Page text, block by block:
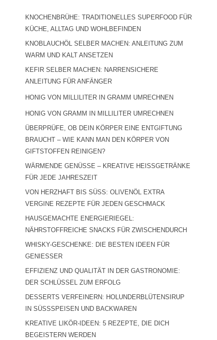
KNOCHENBRÜHE: TRADITIONELLES SUPERFOOD FÜR
KÜCHE, ALLTAG UND WOHLBEFINDEN
KNOBLAUCHÖL SELBER MACHEN: ANLEITUNG ZUM
WARM UND KALT ANSETZEN
KEFIR SELBER MACHEN: NARRENSICHERE
ANLEITUNG FÜR ANFÄNGER
HONIG VON MILLILITER IN GRAMM UMRECHNEN
HONIG VON GRAMM IN MILLILITER UMRECHNEN
ÜBERPRÜFE, OB DEIN KÖRPER EINE ENTGIFTUNG
BRAUCHT – WIE KANN MAN DEN KÖRPER VON
GIFTSTOFFEN REINIGEN?
WÄRMENDE GENÜSSE – KREATIVE HEISSGETRÄNKE F
ÜR JEDE JAHRESZEIT
VON HERZHAFT BIS SÜSS: OLIVENÖL EXTRA V
ERGINE REZEPTE FÜR JEDEN GESCHMACK
HAUSGEMACHTE ENERGIERIEGEL:
NÄHRSTOFFREICHE SNACKS FÜR ZWISCHENDURCH
WHISKY-GESCHENKE: DIE BESTEN IDEEN FÜR
GENIESSER
EFFIZIENZ UND QUALITÄT IN DER GASTRONOMIE:
DER SCHLÜSSEL ZUM ERFOLG
DESSERTS VERFEINERN: HOLUNDERBLÜTENSIRUP
IN SÜSSSPEISEN UND BACKWAREN
KREATIVE LIKÖR-IDEEN: 5 REZEPTE, DIE DICH
BEGEISTERN WERDEN